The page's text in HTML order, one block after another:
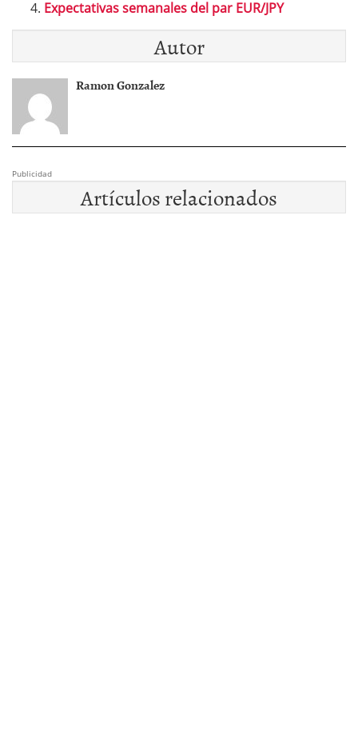
Expectativas semanales del par EUR/JPY
Autor
Ramon Gonzalez
Publicidad
Artículos relacionados